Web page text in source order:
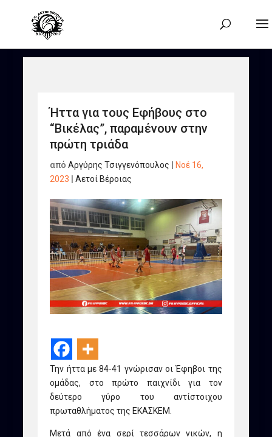
Ήττα για τους Εφήβους στο
“Βικέλας”, παραμένουν στην
πρώτη τριάδα
απόΑργύρης Τσιγγενόπουλος
Νοέ 16,
2023 |Αετοί Βέροιας
Την ήττα με 84-41 γνώρισαν οι Έφηβοι της
ομάδας, στο πρώτο παιχνίδι για τον
δεύτερο γύρο του αντίστοιχου
πρωταθλήματος της ΕΚΑΣΚΕΜ.
Μετά από ένα σερί τεσσάρων νικών, η